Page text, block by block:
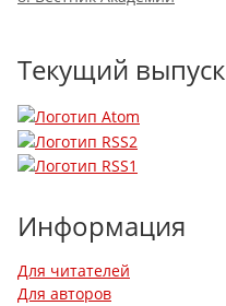
Текущий выпуск
Информация
Для читателей
Для авторов